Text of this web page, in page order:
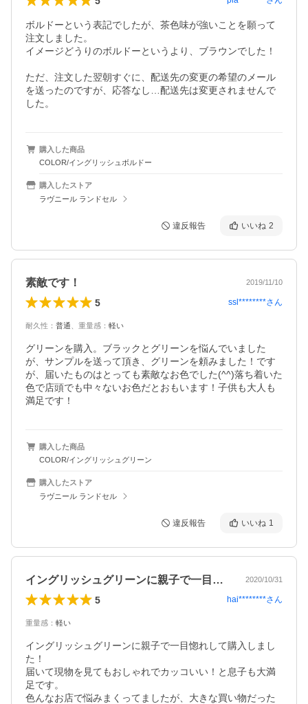
ボルドーという表記でしたが、茶色味が強いことを願って
注文しました。
イメージどうりのボルドーというより、ブラウンでした！
ただ、注文した翌朝すぐに、配送先の変更の希望のメール
を送ったのですが、応答なし…配送先は変更されませんで
した。
購入した商品
COLOR/イングリッシュボルドー
購入したストア
ラヴニール ランドセル
違反報告 いいね 2
素敵です！ 2019/11/10
5 ssl********さん
耐久性 ： 普通 重量感 ： 軽い
グリーンを購入。ブラックとグリーンを悩んでいました
が、サンプルを送って頂き、グリーンを頼みました！です
が、届いたものはとっても素敵なお色でした(^^)落ち着いた
色で店頭でも中々ないお色だとおもいます！子供も大人も
満足です！
購入した商品
COLOR/イングリッシュグリーン
購入したストア
ラヴニール ランドセル
違反報告 いいね 1
イングリッシュグリーンに親子で一目惚れ… 2020/10/31
5 hai********さん
重量感 ： 軽い
イングリッシュグリーンに親子で一目惚れして購入しまし
た！
届いて現物を見てもおしゃれでカッコいい！と息子も大満
足です。
色んなお店で悩みまくってましたが、大きな買い物だった